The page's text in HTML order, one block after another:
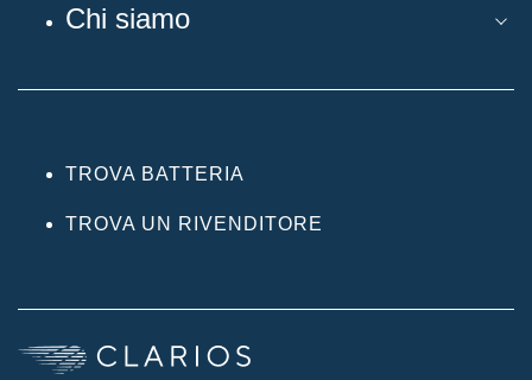
Chi siamo
TROVA BATTERIA
TROVA UN RIVENDITORE